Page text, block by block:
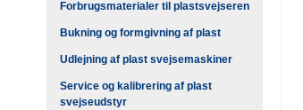
Forbrugsmaterialer til plastsvejseren
Bukning og formgivning af plast
Udlejning af plast svejsemaskiner
Service og kalibrering af plast
svejseudstyr